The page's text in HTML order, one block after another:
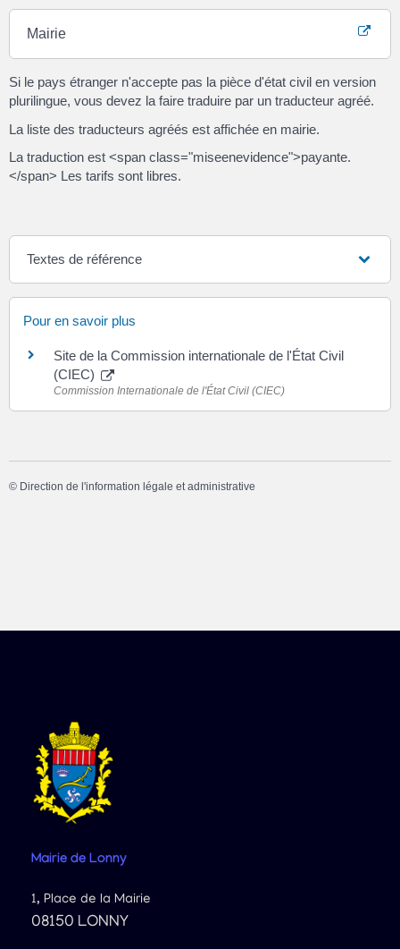
Mairie
Si le pays étranger n'accepte pas la pièce d'état civil en version
plurilingue, vous devez la faire traduire par un traducteur agréé.
La liste des traducteurs agréés est affichée en mairie.
La traduction est <span class="miseenevidence">payante.
</span> Les tarifs sont libres.
Textes de référence
Pour en savoir plus
Site de la Commission internationale de l'État Civil
(CIEC)
Commission Internationale de l'État Civil (CIEC)
© Direction de l'information légale et administrative
Mairie de Lonny
1, Place de la Mairie
08150 LONNY